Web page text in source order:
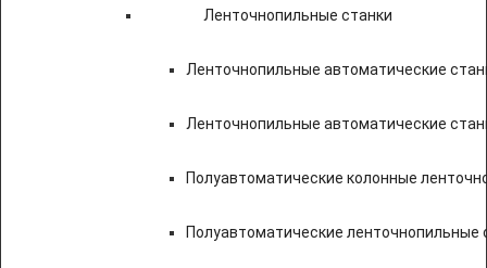
Ленточнопильные станки
Ленточнопильные автоматические
Ленточнопильные автоматические
Полуавтоматические колонные
Полуавтоматические ленточнопильные